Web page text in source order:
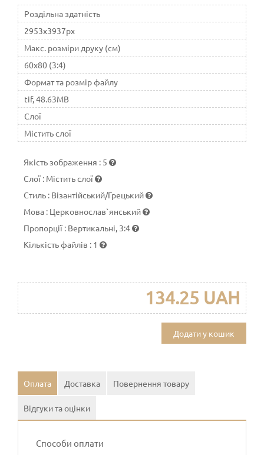
явлення нової ікони Божої Матері, названої "Державною",
тому що Цариця Небесна була зображена на цій іконі як
Цариця земна.
Роздільна здатність
2953x3937px
Макс. розміри друку (см)
60x80 (3:4)
Формат та розмір файлу
tif, 48.63MB
Слої
Містить слої
Якість зображення : 5
Слої : Містить слої
Стиль : Візантійський/Грецький
Мова : Церковнослав`янський
Пропорції : Вертикальні, 3:4
Кількість файлів : 1
134.25 UAH
Додати у кошик
Оплата Доставка Повернення товару
Відгуки та оцінки
Способи оплати